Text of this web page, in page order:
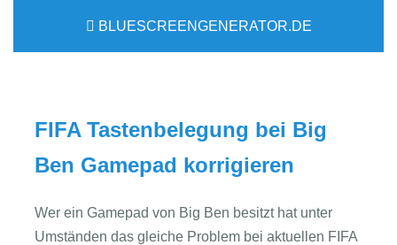
BLUESCREENGENERATOR.DE
FIFA Tastenbelegung bei Big
Ben Gamepad korrigieren
Wer ein Gamepad von Big Ben besitzt hat unter
Umständen das gleiche Problem bei aktuellen FIFA